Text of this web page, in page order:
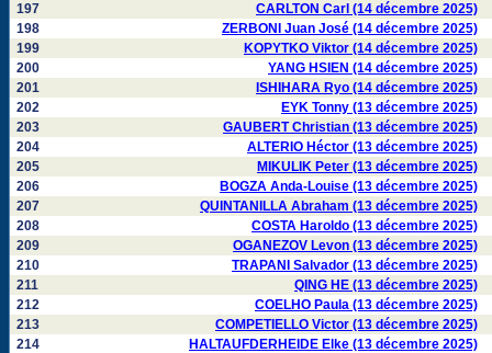
197
CARLTON Carl (14 décembre 2025)
198
ZERBONI Juan José (14 décembre 2025)
199
KOPYTKO Viktor (14 décembre 2025)
200
YANG HSIEN (14 décembre 2025)
201
ISHIHARA Ryo (14 décembre 2025)
202
EYK Tonny (13 décembre 2025)
203
GAUBERT Christian (13 décembre 2025)
204
ALTERIO Héctor (13 décembre 2025)
205
MIKULIK Peter (13 décembre 2025)
206
BOGZA Anda-Louise (13 décembre 2025)
207
QUINTANILLA Abraham (13 décembre 2025)
208
COSTA Haroldo (13 décembre 2025)
209
OGANEZOV Levon (13 décembre 2025)
210
TRAPANI Salvador (13 décembre 2025)
211
QING HE (13 décembre 2025)
212
COELHO Paula (13 décembre 2025)
213
COMPETIELLO Victor (13 décembre 2025)
214
HALTAUFDERHEIDE Elke (13 décembre 2025)